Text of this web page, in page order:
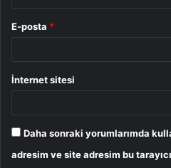
E-posta *
İnternet sitesi
Daha sonraki yorumlarımda
adresim ve site adresim bu